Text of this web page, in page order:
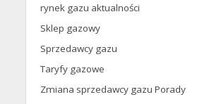
rynek gazu aktualności
Sklep gazowy
Sprzedawcy gazu
Taryfy gazowe
Zmiana sprzedawcy gazu Porady